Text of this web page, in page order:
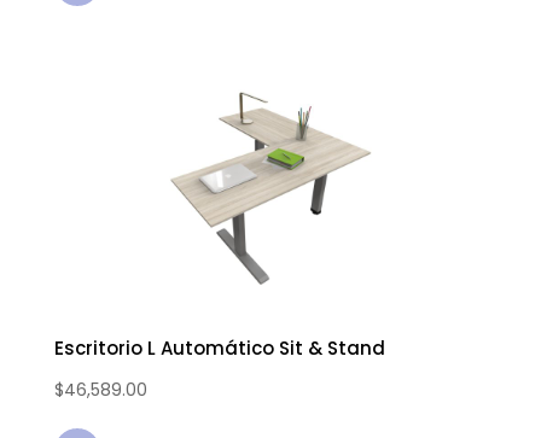
Escritorio L Automático Sit & Stand
$46,589.00